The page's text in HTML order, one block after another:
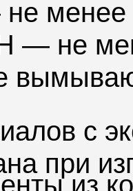
— не
с
при
из